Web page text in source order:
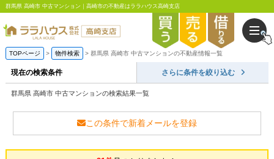
群馬県 高崎市 中古マンション｜高崎市の不動産はララハウス高崎支店
TOPページ 物件検索 群馬県 高崎市 中古マンションの不動産情報一覧
現在の検索条件 さらに条件を絞り込む
群馬県 高崎市 中古マンションの検索結果一覧
この条件で新着メールを登録